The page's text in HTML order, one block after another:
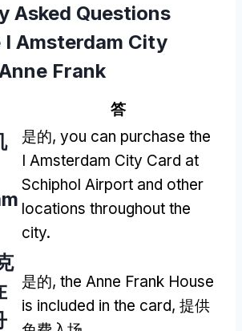
Asked Questions
Amsterdam City
Frank
答
是的, you can purchase the
I Amsterdam City Card at
Schiphol Airport and other
locations throughout the
city.
是的, the Anne Frank House
is included in the card, 提供